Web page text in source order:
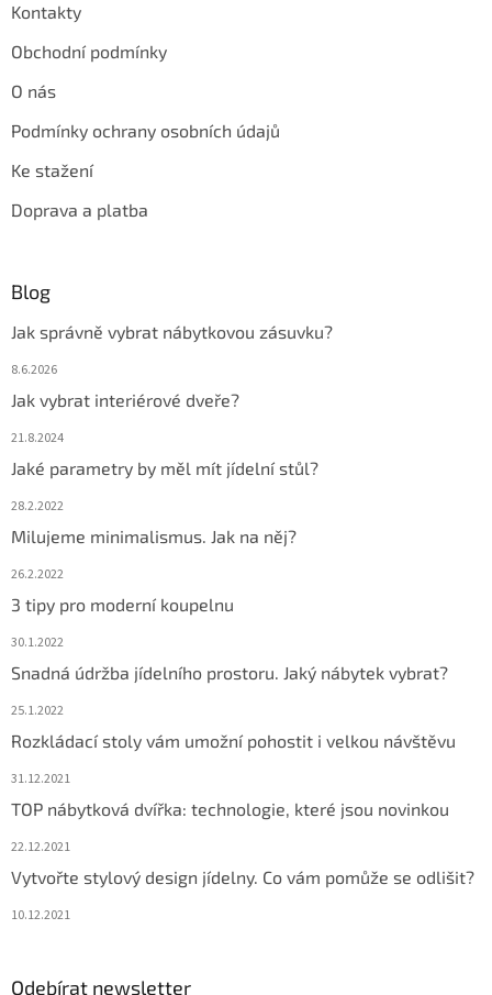
Kontakty
Obchodní podmínky
O nás
Podmínky ochrany osobních údajů
Ke stažení
Doprava a platba
Blog
Jak správně vybrat nábytkovou zásuvku?
8.6.2026
Jak vybrat interiérové dveře?
21.8.2024
Jaké parametry by měl mít jídelní stůl?
28.2.2022
Milujeme minimalismus. Jak na něj?
26.2.2022
3 tipy pro moderní koupelnu
30.1.2022
Snadná údržba jídelního prostoru. Jaký nábytek vybrat?
25.1.2022
Rozkládací stoly vám umožní pohostit i velkou návštěvu
31.12.2021
TOP nábytková dvířka: technologie, které jsou novinkou
22.12.2021
Vytvořte stylový design jídelny. Co vám pomůže se odlišit?
10.12.2021
Odebírat newsletter